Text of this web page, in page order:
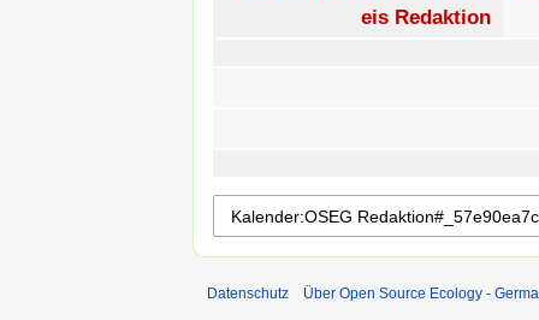
eis Redaktion
Datenschutz Über Open Source Ecology -